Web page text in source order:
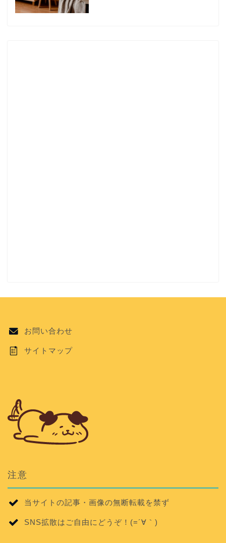
お問い合わせ
サイトマップ
注意
当サイトの記事・画像の無断転載を禁ず
SNS拡散はご自由にどうぞ！(=´∀｀)